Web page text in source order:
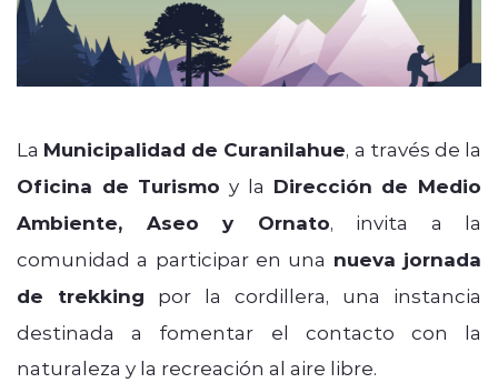
La Municipalidad de Curanilahue, a través de la
Oficina de Turismo y la Dirección de Medio
Ambiente, Aseo y Ornato, invita a la
comunidad a participar en una nueva jornada
de trekking por la cordillera, una instancia
destinada a fomentar el contacto con la
naturaleza y la recreación al aire libre.